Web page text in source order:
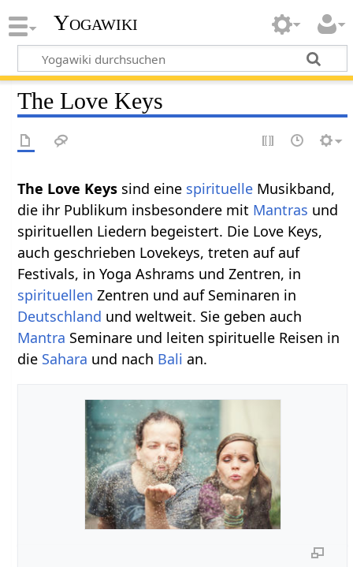
Yogawiki
The Love Keys
The Love Keys sind eine spirituelle Musikband,
die ihr Publikum insbesondere mit Mantras und
spirituellen Liedern begeistert. Die Love Keys,
auch geschrieben Lovekeys, treten auf auf
Festivals, in Yoga Ashrams und Zentren, in
spirituellen Zentren und auf Seminaren in
Deutschland und weltweit. Sie geben auch
Mantra Seminare und leiten spirituelle Reisen in
die Sahara und nach Bali an.